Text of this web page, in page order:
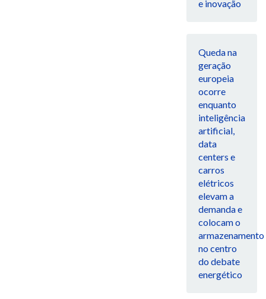
e inovação
Queda na
geração
europeia
ocorre
enquanto
inteligência
artificial,
data
centers e
carros
elétricos
elevam a
demanda e
colocam o
armazenamento
no centro
do debate
energético